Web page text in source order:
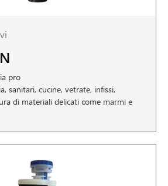
pro
sanitari, cucine, vetrate, infissi,
di materiali delicati come marmi e